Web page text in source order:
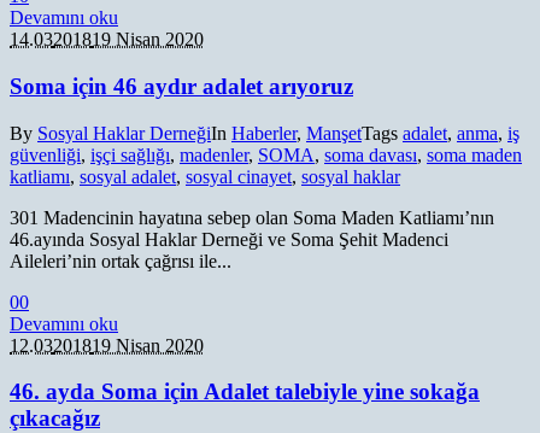
Devamını oku
14.03201819 Nisan 2020
Soma için 46 aydır adalet arıyoruz
By Sosyal Haklar DerneğiIn Haberler, ManşetTags adalet, anma, iş
güvenliği, işçi sağlığı, madenler, SOMA, soma davası, soma maden
katliamı, sosyal adalet, sosyal cinayet, sosyal haklar
301 Madencinin hayatına sebep olan Soma Maden Katliamı’nın
46.ayında Sosyal Haklar Derneği ve Soma Şehit Madenci
Aileleri’nin ortak çağrısı ile...
00
Devamını oku
12.03201819 Nisan 2020
46. ayda Soma için Adalet talebiyle yine sokağa
çıkacağız